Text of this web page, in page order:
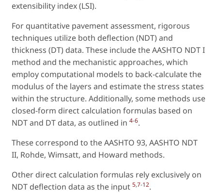
extensibility index (LSI).
For quantitative pavement assessment, rigorous
techniques utilize both deflection (NDT) and
thickness (DT) data. These include the AASHTO NDT I
method and the mechanistic approaches, which
employ computational models to back-calculate the
modulus of the layers and estimate the stress states
within the structure. Additionally, some methods use
closed-form direct calculation formulas based on
NDT and DT data, as outlined in 4-6.
These correspond to the AASHTO 93, AASHTO NDT
II, Rohde, Wimsatt, and Howard methods.
Other direct calculation formulas rely exclusively on
NDT deflection data as the input 5,7-12.